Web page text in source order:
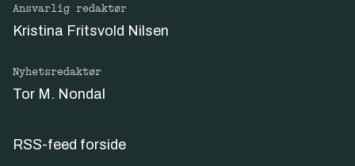
Ansvarlig redaktør
Kristina Fritsvold Nilsen
Nyhetsredaktør
Tor M. Nondal
RSS-feed forside